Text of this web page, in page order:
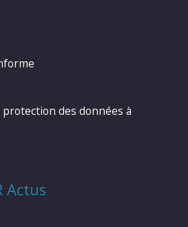
des données à
Actus